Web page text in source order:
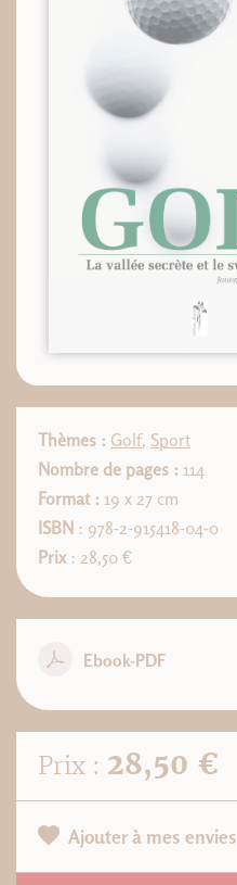
Thèmes : Golf, Sport
Nombre de pages : 114
Format : 19 x 27 cm
ISBN : 978-2-915418-04-0
Prix : 28,50 €
Ebook-PDF
Prix : 28,50 €
Ajouter à mes envies